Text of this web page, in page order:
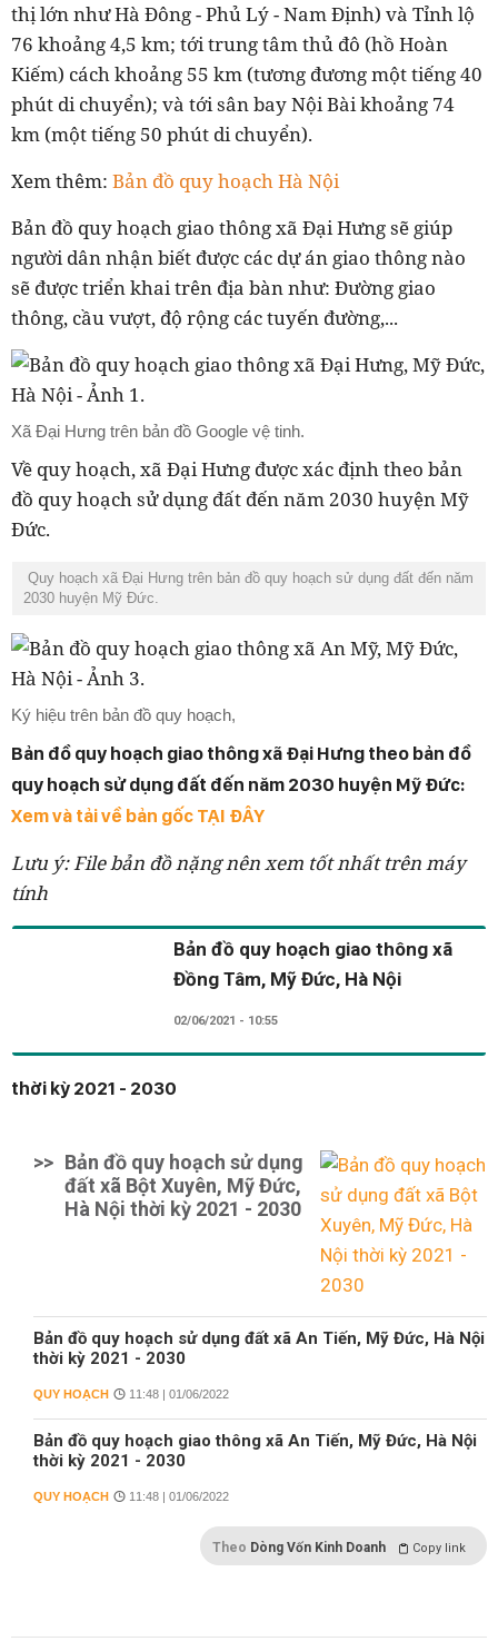
thị lớn như Hà Đông - Phủ Lý - Nam Định) và Tỉnh lộ
76 khoảng 4,5 km; tới trung tâm thủ đô (hồ Hoàn
Kiếm) cách khoảng 55 km (tương đương một tiếng 40
phút di chuyển); và tới sân bay Nội Bài khoảng 74
km (một tiếng 50 phút di chuyển).
Xem thêm: Bản đồ quy hoạch Hà Nội
Bản đồ quy hoạch giao thông xã Đại Hưng sẽ giúp
người dân nhận biết được các dự án giao thông nào
sẽ được triển khai trên địa bàn như: Đường giao
thông, cầu vượt, độ rộng các tuyến đường,...
Xã Đại Hưng trên bản đồ Google vệ tinh.
Về quy hoạch, xã Đại Hưng được xác định theo bản
đồ quy hoạch sử dụng đất đến năm 2030 huyện Mỹ
Đức.
Quy hoạch xã Đại Hưng trên bản đồ quy hoạch sử dụng đất đến năm
2030 huyện Mỹ Đức.
Ký hiệu trên bản đồ quy hoạch,
Bản đồ quy hoạch giao thông xã Đại Hưng theo bản đồ
quy hoạch sử dụng đất đến năm 2030 huyện Mỹ Đức:
Xem và tải về bản gốc TẠI ĐÂY
Lưu ý: File bản đồ nặng nên xem tốt nhất trên máy
tính
Bản đồ quy hoạch giao thông xã
Đồng Tâm, Mỹ Đức, Hà Nội
02/06/2021 - 10:55
thời kỳ 2021 - 2030
>> Bản đồ quy hoạch sử dụng
đất xã Bột Xuyên, Mỹ Đức,
Hà Nội thời kỳ 2021 - 2030
Bản đồ quy hoạch sử dụng đất xã An Tiến, Mỹ Đức, Hà Nội
thời kỳ 2021 - 2030
QUY HOẠCH 11:48 | 01/06/2022
Bản đồ quy hoạch giao thông xã An Tiến, Mỹ Đức, Hà Nội
thời kỳ 2021 - 2030
QUY HOẠCH 11:48 | 01/06/2022
Theo Dòng Vốn Kinh Doanh Copy link